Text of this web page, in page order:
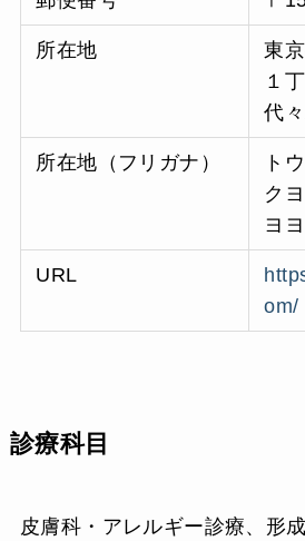
所在地
東
１
代
所在地（フリガナ）
ト
ク
ヨ
URL
om/
診療科目
皮膚科・アレルギー診療、形